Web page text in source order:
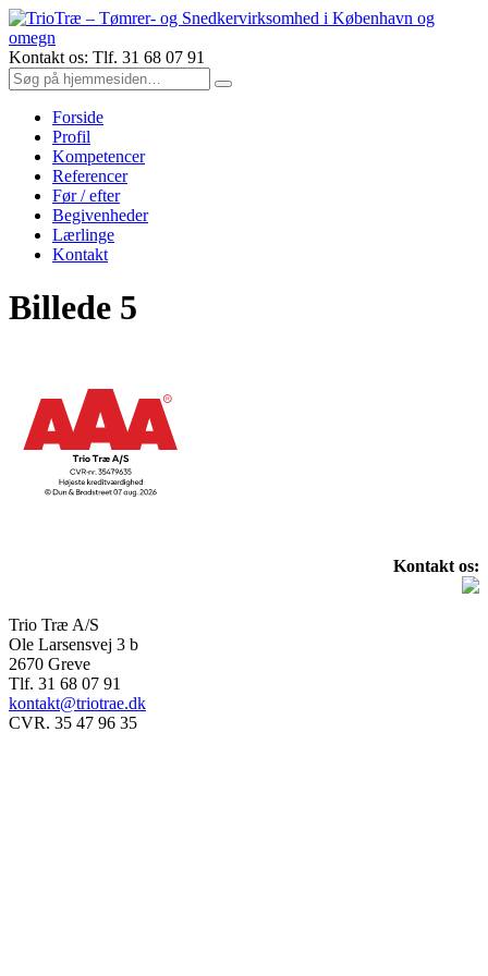
Kontakt os: Tlf. 31 68 07 91
Forside
Profil
Kompetencer
Referencer
Før / efter
Begivenheder
Lærlinge
Kontakt
Billede 5
Kontakt os:
Trio Træ A/S
Ole Larsensvej 3 b
2670 Greve
Tlf. 31 68 07 91
kontakt@triotrae.dk
CVR. 35 47 96 35